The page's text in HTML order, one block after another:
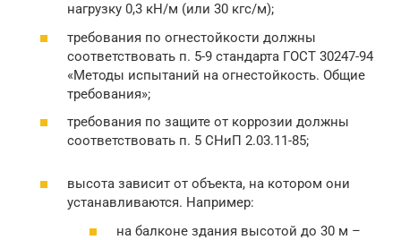
нагрузку 0,3 кН/м (или 30 кгс/м);
требования по огнестойкости должны
соответствовать п. 5-9 стандарта ГОСТ 30247-94
«Методы испытаний на огнестойкость. Общие
требования»;
требования по защите от коррозии должны
соответствовать п. 5 СНиП 2.03.11-85;
высота зависит от объекта, на котором они
устанавливаются. Например:
на балконе здания высотой до 30 м –